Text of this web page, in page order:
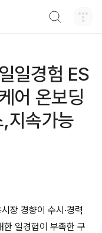
일경험 ES
어 온보딩
지속가능
장 경향이 수시·경력
한 일경험이 부족한 구